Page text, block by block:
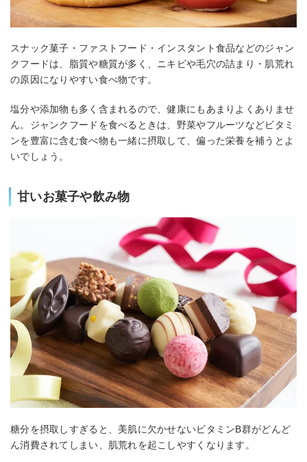
スナック菓子・ファストフード・インスタント食品などのジャン
クフードは、脂質や糖質が多く、ニキビや毛穴の詰まり・肌荒れ
の原因になりやすい食べ物です。
塩分や添加物も多く含まれるので、健康にもあまりよくありませ
ん。ジャンクフードを食べるときは、野菜やフルーツなどビタミ
ンを豊富に含む食べ物も一緒に摂取して、偏った栄養を補うとよ
いでしょう。
甘いお菓子や飲み物
糖分を摂取しすぎると、美肌に欠かせないビタミンB群がどんど
ん消費されてしまい、肌荒れを起こしやすくなります。